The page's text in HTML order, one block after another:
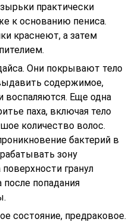
практически
к основанию пениса.
краснеют, а затем
Они покрывают тело
содержимое,
Еще одна
паха, включая тело
количество волос.
бактерий в
зону
гранул
после попадания
состояние, предраковое.